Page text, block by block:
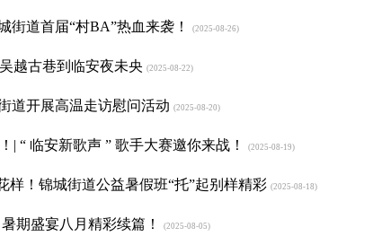
街道首届“村BA”热血来袭！ (2025-08-26)
越古巷到临安夜未央 (2025-08-22)
道开展高温走访慰问活动 (2025-08-20)
| “ 临安新歌声 ” 歌手大赛邀你来战！ (2025-08-19)
样！锦城街道公益暑假班“托”起别样精彩 (2025-08-18)
期盛宴八月精彩续篇！ (2025-08-05)